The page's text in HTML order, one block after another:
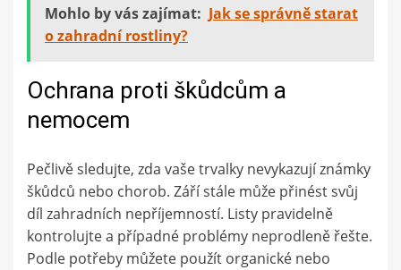
Mohlo by vás zajímat: Jak se správně starat
o zahradní rostliny?
Ochrana proti škůdcům a
nemocem
Pečlivě sledujte, zda vaše trvalky nevykazují známky
škůdců nebo chorob. Září stále může přinést svůj
díl zahradních nepříjemností. Listy pravidelně
kontrolujte a případné problémy neprodleně řešte.
Podle potřeby můžete použít organické nebo